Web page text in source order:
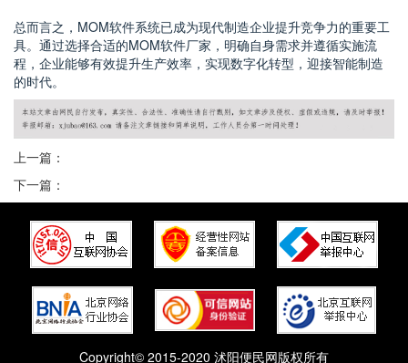
总而言之，MOM软件系统已成为现代制造企业提升竞争力的重要工
具。通过选择合适的MOM软件厂家，明确自身需求并遵循实施流
程，企业能够有效提升生产效率，实现数字化转型，迎接智能制造
的时代。
上一篇：
下一篇：
Copyright© 2015-2020 沭阳便民网版权所有